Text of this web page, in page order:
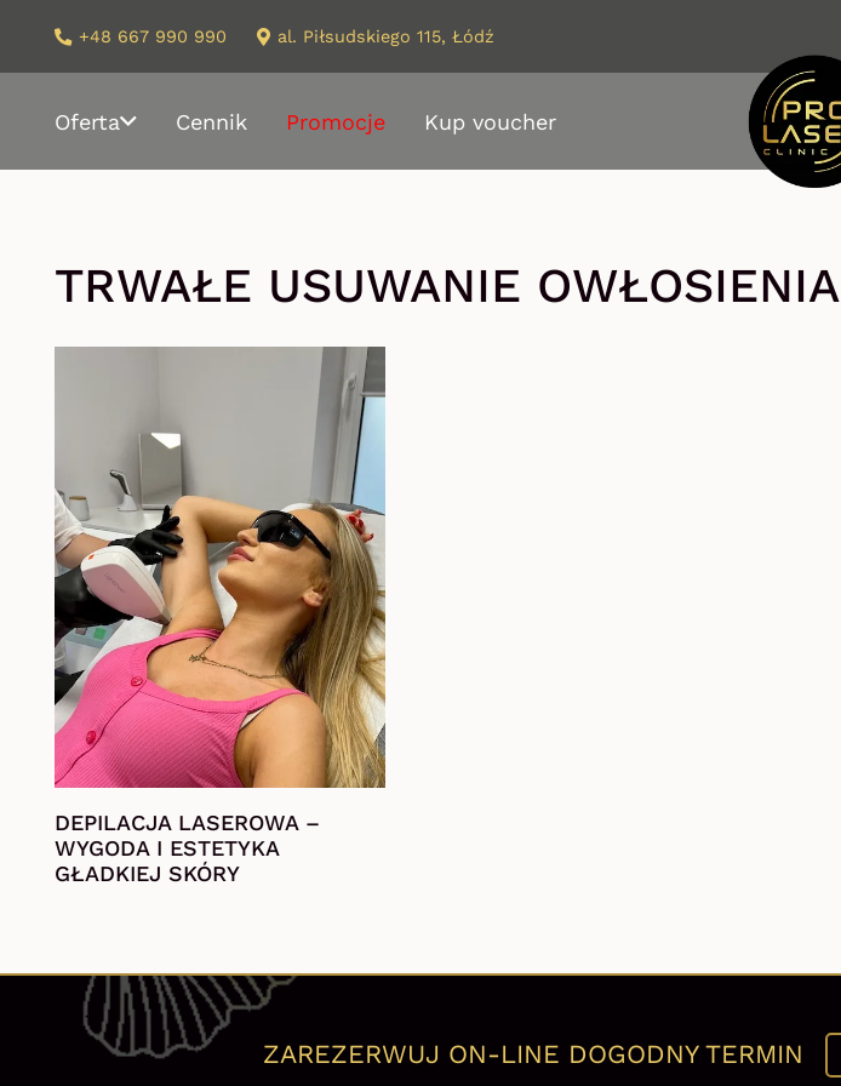
+48 667 990 990 al. Piłsudskiego 115, Łódź
Oferta Cennik Promocje Kup voucher
TRWAŁE USUWANIE OWŁOSIENIA
DEPILACJA LASEROWA –
WYGODA I ESTETYKA
GŁADKIEJ SKÓRY
ZAREZERWUJ ON-LINE DOGODNY TERMIN